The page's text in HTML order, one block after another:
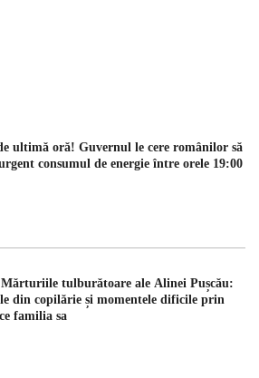
ultimă oră! Guvernul le cere românilor să
consumul de energie între orele 19:00
Mărturiile tulburătoare ale Alinei Pușcău:
din copilărie și momentele dificile prin
familia sa